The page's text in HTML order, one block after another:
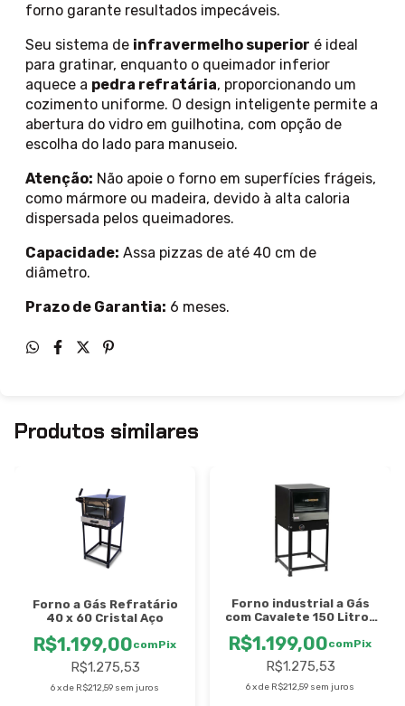
forno garante resultados impecáveis.
Seu sistema de infravermelho superior é ideal
para gratinar, enquanto o queimador inferior
aquece a pedra refratária, proporcionando um
cozimento uniforme. O design inteligente permite a
abertura do vidro em guilhotina, com opção de
escolha do lado para manuseio.
Atenção: Não apoie o forno em superfícies frágeis,
como mármore ou madeira, devido à alta caloria
dispersada pelos queimadores.
Capacidade: Assa pizzas de até 40 cm de
diâmetro.
Prazo de Garantia: 6 meses.
Produtos similares
Forno a Gás Refratário
40 x 60 Cristal Aço
R$1.275,53
6xde R$212,59 sem juros
R$1.199,00comPix
Forno industrial a Gás
com Cavalete 150 Litros
R$1.275,53
6xde R$212,59 sem juros
R$1.199,00comPix